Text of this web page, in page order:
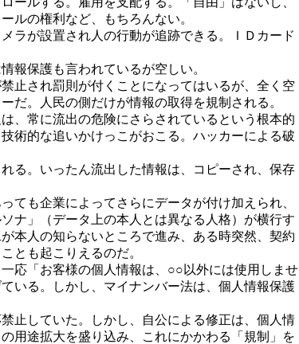
ルの権利など、もちろんない。
ラが設置され人の行動が追跡できる。ＩＤカード
報保護も言われているが空しい。
止され罰則が付くことになってはいるが、全く空
だ。人民の側だけが情報の取得を規制される。
、常に流出の危険にさらされているという根本的
術的な追いかけっこがおこる。ハッカーによる破
る。いったん流出した情報は、コピーされ、保存
も企業によってさらにデータが付け加えられ、
ナ」（データ上の本人とは異なる人格）が横行す
本人の知らないところで進み、ある時突然、契約
とも起こりえるのだ。
応「お客様の個人情報は、○○以外には使用しませ
いる。しかし、マイナンバー法は、個人情報保護
止していた。しかし、自公による修正は、個人情
用途拡大を盛り込み、これにかかわる「規制」を